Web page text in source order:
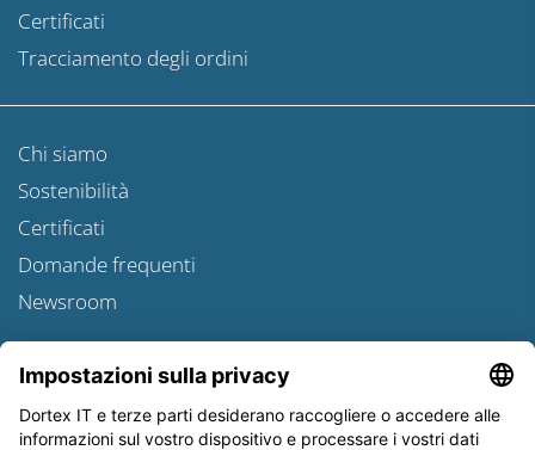
Certificati
Tracciamento degli ordini
Chi siamo
Sostenibilità
Certificati
Domande frequenti
Newsroom
Informativa sulle spedizioni
Newsletter